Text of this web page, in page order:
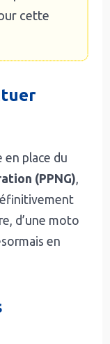
cette
en place du
(PPNG),
d’une moto
en